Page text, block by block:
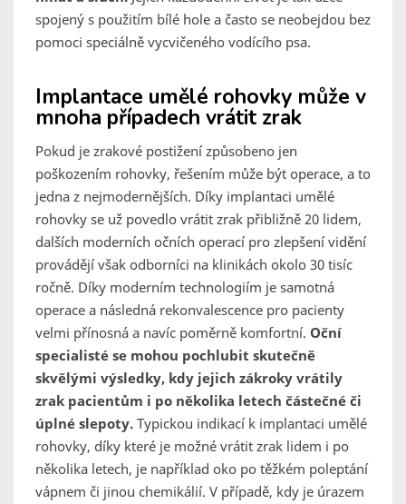
spojený s použitím bílé hole a často se neobejdou bez
pomoci speciálně vycvičeného vodícího psa.
Implantace umělé rohovky může v
mnoha případech vrátit zrak
Pokud je zrakové postižení způsobeno jen
poškozením rohovky, řešením může být operace, a to
jedna z nejmodernějších. Díky implantaci umělé
rohovky se už povedlo vrátit zrak přibližně 20 lidem,
dalších moderních očních operací pro zlepšení vidění
provádějí však odborníci na klinikách okolo 30 tisíc
ročně. Díky moderním technologiím je samotná
operace a následná rekonvalescence pro pacienty
velmi přínosná a navíc poměrně komfortní. Oční
specialisté se mohou pochlubit skutečně
skvělými výsledky, kdy jejich zákroky vrátily
zrak pacientům i po několika letech částečné či
úplné slepoty. Typickou indikací k implantaci umělé
rohovky, díky které je možné vrátit zrak lidem i po
několika letech, je například oko po těžkém poleptání
vápnem či jinou chemikálií. V případě, kdy je úrazem